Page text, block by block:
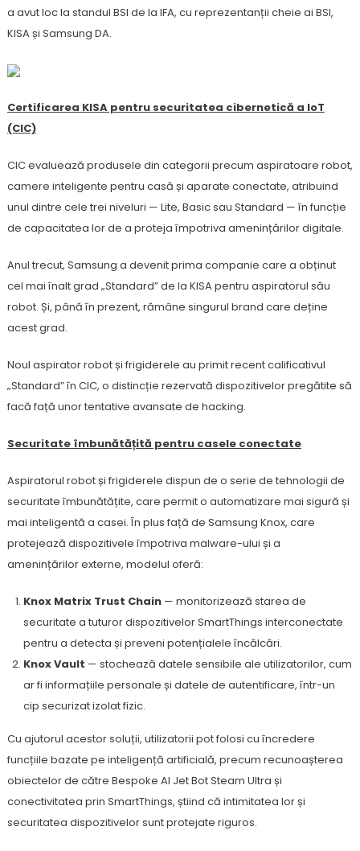
a avut loc la standul BSI de la IFA, cu reprezentanții cheie ai BSI,
KISA și Samsung DA.
Certificarea KISA pentru securitatea cibernetică a IoT
(CIC)
CIC evaluează produsele din categorii precum aspiratoare robot,
camere inteligente pentru casă și aparate conectate, atribuind
unul dintre cele trei niveluri — Lite, Basic sau Standard — în funcție
de capacitatea lor de a proteja împotriva amenințărilor digitale.
Anul trecut, Samsung a devenit prima companie care a obținut
cel mai înalt grad „Standard” de la KISA pentru aspiratorul său
robot. Și, până în prezent, rămâne singurul brand care deține
acest grad.
Noul aspirator robot și frigiderele au primit recent calificativul
„Standard” în CIC, o distincție rezervată dispozitivelor pregătite să
facă față unor tentative avansate de hacking.
Securitate îmbunătățită pentru casele conectate
Aspiratorul robot și frigiderele dispun de o serie de tehnologii de
securitate îmbunătățite, care permit o automatizare mai sigură și
mai inteligentă a casei. În plus față de Samsung Knox, care
protejează dispozitivele împotriva malware-ului și a
amenințărilor externe, modelul oferă:
Knox Matrix Trust Chain — monitorizează starea de
securitate a tuturor dispozitivelor SmartThings interconectate
pentru a detecta și preveni potențialele încălcări.
Knox Vault — stochează datele sensibile ale utilizatorilor, cum
ar fi informațiile personale și datele de autentificare, într-un
cip securizat izolat fizic.
Cu ajutorul acestor soluții, utilizatorii pot folosi cu încredere
funcțiile bazate pe inteligență artificială, precum recunoașterea
obiectelor de către Bespoke AI Jet Bot Steam Ultra și
conectivitatea prin SmartThings, știind că intimitatea lor și
securitatea dispozitivelor sunt protejate riguros.